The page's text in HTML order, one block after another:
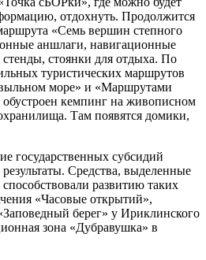
отдохнуть. Продолжится
«Семь вершин степного
аншлаги, навигационные
стоянки для отдыха. По
туристических маршрутов
море» и «Маршрутами
обустроен кемпинг на живописном
Там появятся домики,
государственных субсидий
Средства, выделенные
развитию таких
«Часовые открытий»,
берег» у Ириклинского
зона «Дубравушка» в